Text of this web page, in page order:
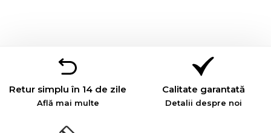
Retur simplu în 14 de zile
Află mai multe
Calitate garantată
Detalii despre noi